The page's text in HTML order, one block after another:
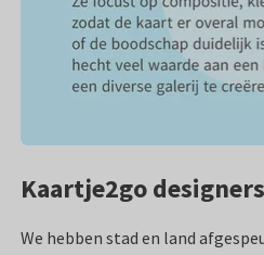
Kaartje2go designers
We hebben stad en land